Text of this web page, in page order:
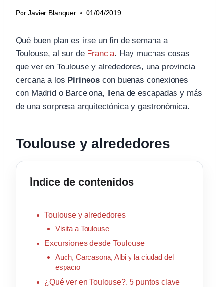
Por Javier Blanquer 01/04/2019
Qué buen plan es irse un fin de semana a
Toulouse, al sur de Francia. Hay muchas cosas
que ver en Toulouse y alrededores, una provincia
cercana a los Pirineos con buenas conexiones
con Madrid o Barcelona, llena de escapadas y más
de una sorpresa arquitectónica y gastronómica.
Toulouse y alrededores
Índice de contenidos
Toulouse y alrededores
Visita a Toulouse
Excursiones desde Toulouse
Auch, Carcasona, Albi y la ciudad del
espacio
¿Qué ver en Toulouse?. 5 puntos clave